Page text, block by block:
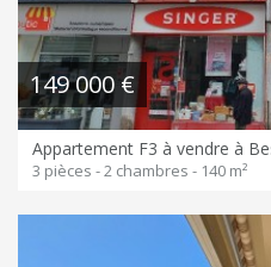
149 000 €
Appartement F3 à vendre à
3 pièces - 2 chambres - 140 m²